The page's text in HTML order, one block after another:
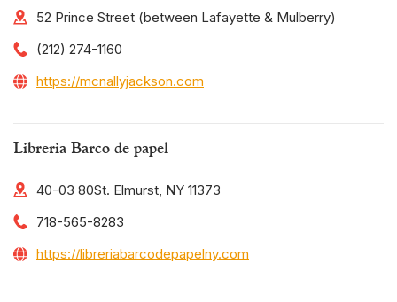
52 Prince Street (between Lafayette & Mulberry)
(212) 274-1160
https://mcnallyjackson.com
Libreria Barco de papel
40-03 80St. Elmurst, NY 11373
718-565-8283
https://libreriabarcodepapelny.com